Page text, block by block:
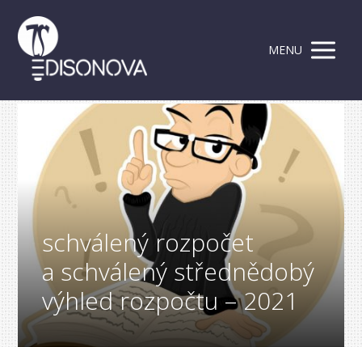
MENU
schválený rozpočet
a schválený střednědobý
výhled rozpočtu – 2021